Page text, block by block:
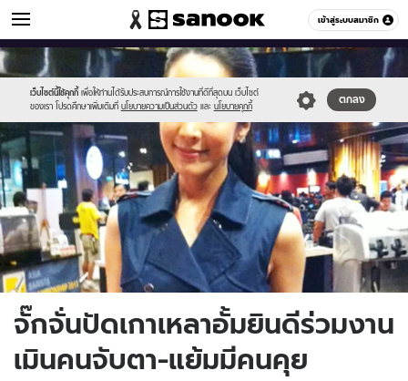
เข้าสู่ระบบสมาชิก
ข่าวบันเทิง หมวดอื่นๆ
เว็บไซต์นี้ใช้คุกกี้ เพื่อให้ท่านได้รับประสบการณ์การใช้งานที่ดีที่สุดบน เว็บไซต์
ของเรา โปรดศึกษาเพิ่มเติมที่ นโยบายความเป็นส่วนตัว และ นโยบายคุกกี้
ตกลง
Sanook
//s.isanook.com/sr/0/images/logo-
new-
sanook.png
600
60
//s.isanook.com/ns/0/ud/235/1176577/442649-
01.jpg
จั๊กจั่นปัดเกาเหลาอั้มยินดีร่วมงาน
เมินคนจับตา-แย้มมีคนคุย